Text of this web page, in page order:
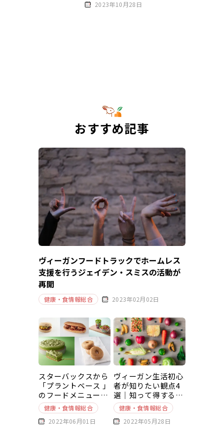
2023年10月28日
おすすめ記事
ヴィーガンフードトラックでホームレス
支援を行うジェイデン・スミスの活動が
再開
健康・食情報総合 2023年02月02日
スターバックスから
「プラントベース 」
のフードメニューが
新発売
健康・食情報総合
2022年06月01日
ヴィーガン生活初心
者が知りたい観点4
選｜知って得する豆
知識～基本編～
健康・食情報総合
2022年05月28日